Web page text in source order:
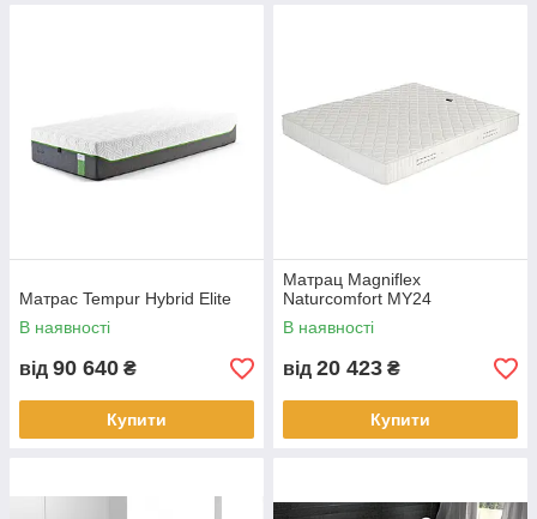
Матрас Tempur Hybrid Elite
В наявності
від 90 640 ₴
Купити
Матрац Magniflex
Naturcomfort MY24
В наявності
від 20 423 ₴
Купити